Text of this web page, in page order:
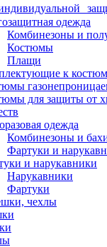
одежда
Комбинезоны и
Костюмы
Плащи
к
для защиты от
одежда
Комбинезоны и
Фартуки и
и нарукавники
Нарукавники
Фартуки
чехлы